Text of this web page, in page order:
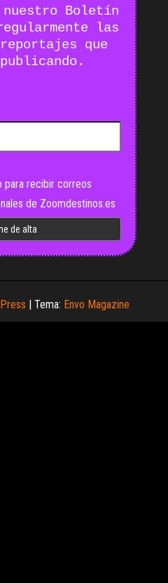
Boletín
las
que
para recibir correos
de Zoomdestinos.es
| Tema: Envo Magazine